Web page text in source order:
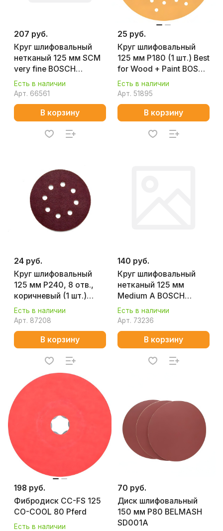
207 руб.
Круг шлифовальный
нетканый 125 мм SCM
very fine BOSCH
2608624139
Есть в наличии
Арт. 66561
В корзину
25 руб.
Круг шлифовальный
125 мм P180 (1 шт.) Best
for Wood + Paint BOSCH
2608608X76
Есть в наличии
Арт. 51895
В корзину
24 руб.
Круг шлифовальный
125 мм P240, 8 отв.,
коричневый (1 шт.)
MAKITA D-54564-1
Есть в наличии
Арт. 87208
В корзину
140 руб.
Круг шлифовальный
нетканый 125 мм
Medium A BOSCH
2608624117
Есть в наличии
Арт. 73236
В корзину
198 руб.
Фибродиск CC-FS 125
CO-COOL 80 Pferd
Есть в наличии
70 руб.
Диск шлифовальный
150 мм Р80 BELMASH
SD001A